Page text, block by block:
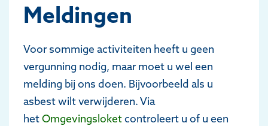
Meldingen
Voor sommige activiteiten heeft u geen
vergunning nodig, maar moet u wel een
melding bij ons doen. Bijvoorbeeld als u
asbest wilt verwijderen. Via
hetOmgevingsloketcontroleert u of u een